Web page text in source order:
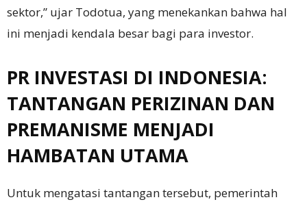
sektor,” ujar Todotua, yang menekankan bahwa hal
ini menjadi kendala besar bagi para investor.
PR INVESTASI DI INDONESIA:
TANTANGAN PERIZINAN DAN
PREMANISME MENJADI
HAMBATAN UTAMA
Untuk mengatasi tantangan tersebut, pemerintah